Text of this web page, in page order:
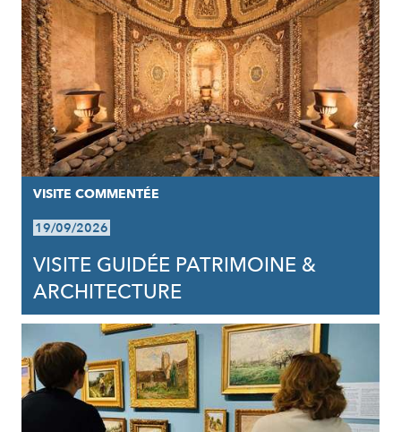
VISITE COMMENTÉE
19/09/2026
VISITE GUIDÉE PATRIMOINE &
ARCHITECTURE